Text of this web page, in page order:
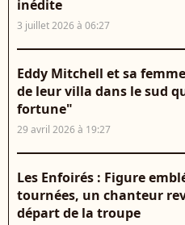
inédite
3 juillet 2026 à 06:27
Eddy Mitchell et sa
de leur villa dans le sud
fortune"
29 avril 2026 à 19:27
Les Enfoirés : Figure
tournées, un chanteur
départ de la troupe